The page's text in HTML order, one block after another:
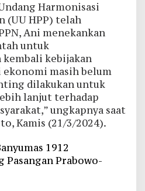
Harmonisasi
(UU HPP) telah
Ani menekankan
untuk
kebijakan
masih belum
dilakukan untuk
lanjut terhadap
ungkapnya saat
Kamis (21/3/2024).
1912
Pasangan Prabowo-